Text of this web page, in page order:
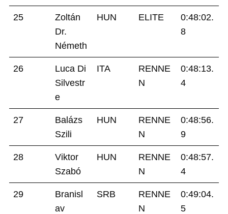
25
Zoltán
Dr.
Németh
HUN ELITE
0:48:02.
8
26
Luca Di
Silvestr
e
ITA
RENNE
N
0:48:13.
4
27
Balázs
Szili
HUN
RENNE
N
0:48:56.
9
28
Viktor
Szabó
HUN
RENNE
N
0:48:57.
4
29
Branisl
av
SRB
RENNE
N
0:49:04.
5